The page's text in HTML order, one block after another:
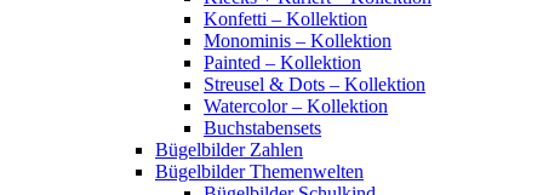
Konfetti – Kollektion
Monominis – Kollektion
Painted – Kollektion
Streusel & Dots – Kollektion
Watercolor – Kollektion
Buchstabensets
Bügelbilder Zahlen
Bügelbilder Themenwelten